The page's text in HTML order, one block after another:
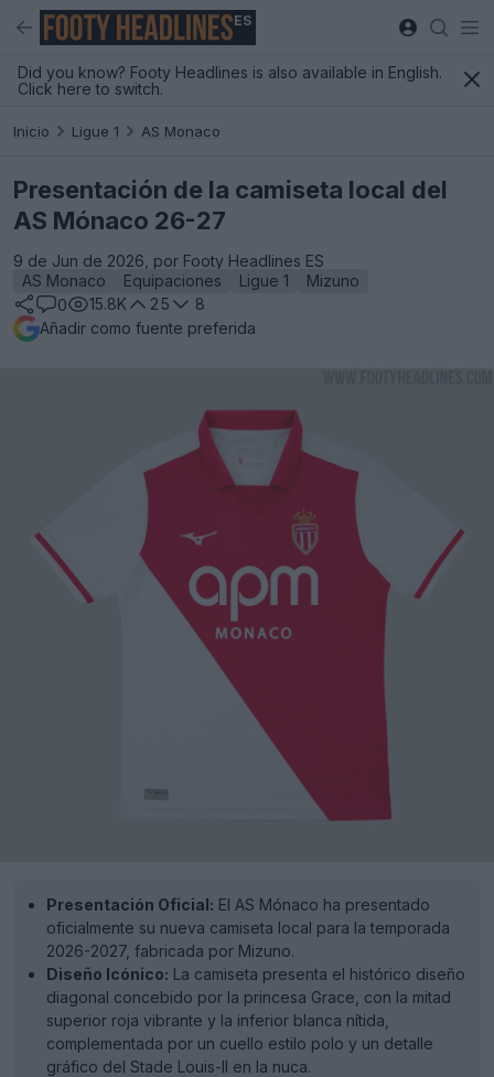
ES
Did you know? Footy Headlines is also available in English.
Click here to switch.
Inicio Ligue 1 AS Monaco
Presentación de la camiseta local del
AS Mónaco 26-27
9 de Jun de 2026, por Footy Headlines ES
AS Monaco
Equipaciones Ligue 1
Mizuno
0
15.8K 25
8
Añadir como fuente preferida
Presentación Oficial: El AS Mónaco ha presentado
oficialmente su nueva camiseta local para la temporada
2026-2027, fabricada por Mizuno.
Diseño Icónico: La camiseta presenta el histórico diseño
diagonal concebido por la princesa Grace, con la mitad
superior roja vibrante y la inferior blanca nítida,
complementada por un cuello estilo polo y un detalle
gráfico del Stade Louis-II en la nuca.